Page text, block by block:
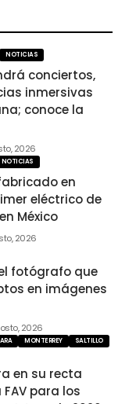
NOTICIAS
conciertos,
inmersivas
conoce la
2026
NOTICIAS
en
eléctrico de
México
2026
fotógrafo que
en imágenes
2026
MONTERREY
SALTILLO
en su recta
para los